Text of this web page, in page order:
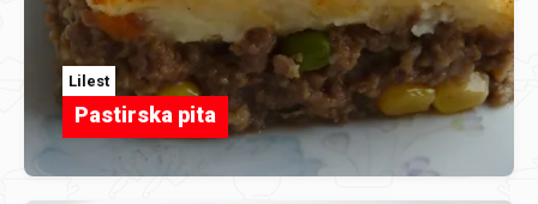
Lilest
Pastirska pita